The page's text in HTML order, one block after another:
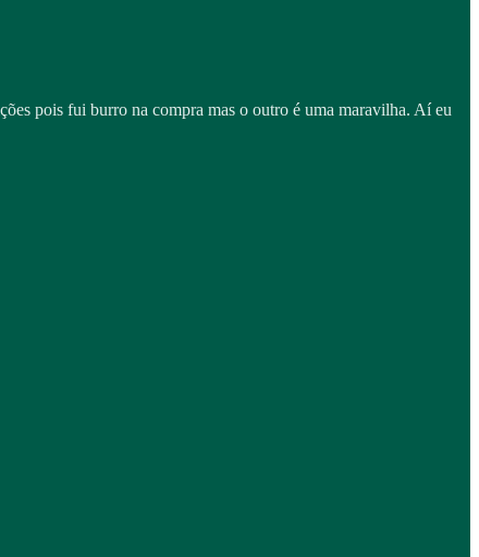
pois fui burro na compra mas o outro é uma maravilha. Aí eu